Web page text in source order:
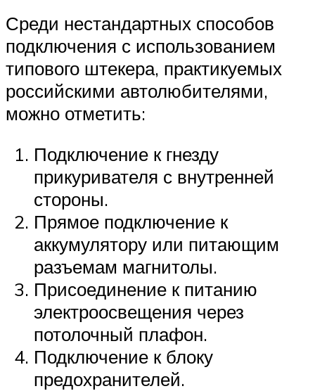
Среди нестандартных способов
подключения с использованием
типового штекера, практикуемых
российскими автолюбителями,
можно отметить:
Подключение к гнезду
прикуривателя с внутренней
стороны.
Прямое подключение к
аккумулятору или питающим
разъемам магнитолы.
Присоединение к питанию
электроосвещения через
потолочный плафон.
Подключение к блоку
предохранителей.